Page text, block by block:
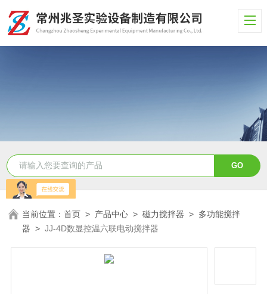
当前位置：首页 > 产品中心 >磁力搅拌器 > 多功能搅拌
器 >JJ-4D数显控温六联电动搅拌器